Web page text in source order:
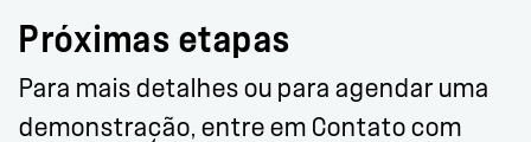
Próximas etapas
Para mais detalhes ou para agendar uma
demonstração, entre em Contato com